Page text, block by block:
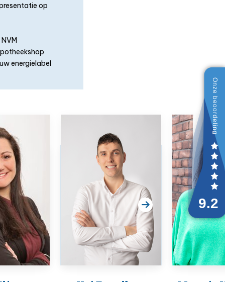
op
energielabel